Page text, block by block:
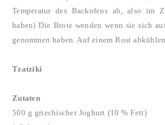
Temperatur des Backofens ab, also im
haben) Die Brote wenden wenn sie sich
genommen haben.Auf einem Rost
Tzatziki
Zutaten
500 g griechischer Joghurt (10 % Fett)